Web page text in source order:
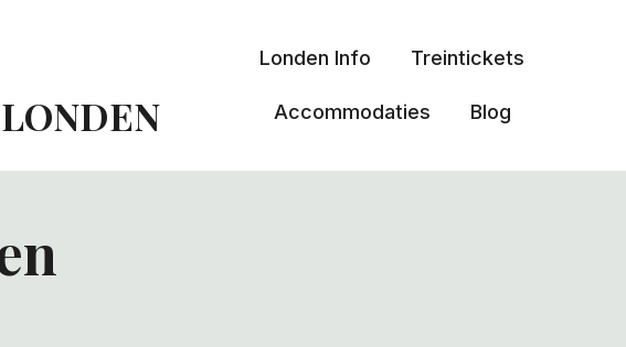
Londen Info Treintickets
Accommodaties Blog